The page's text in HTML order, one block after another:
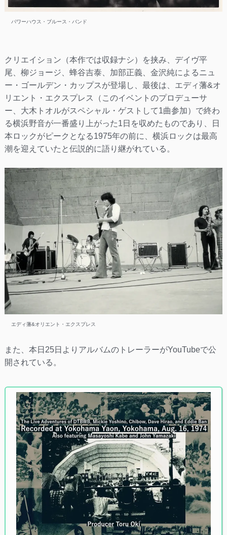
パワーハウス・ブルース・バンド
クリエイション（本作では収録ナシ）を挟み、デイヴ平
尾、柳ジョージ、蜂谷吉泰、加部正義、金沢純によるニュ
ー・ゴールデン・カップスが登場し、最後は、エディ藩&オ
リエント・エクスプレス（このイベントのプロデューサ
ー、大木トオルがスペシャル・ゲストして1曲参加）で終わ
る横浜野音が一番盛り上がった1日を収めたものであり、日
本ロックがピークとなる1975年の前に、横浜ロックは最高
潮を迎えていたと伝説的に語り継がれている。
エディ藩&オリエント・エクスプレス
また、本日25日よりアルバムのトレーラーがYouTubeで公
開されている。